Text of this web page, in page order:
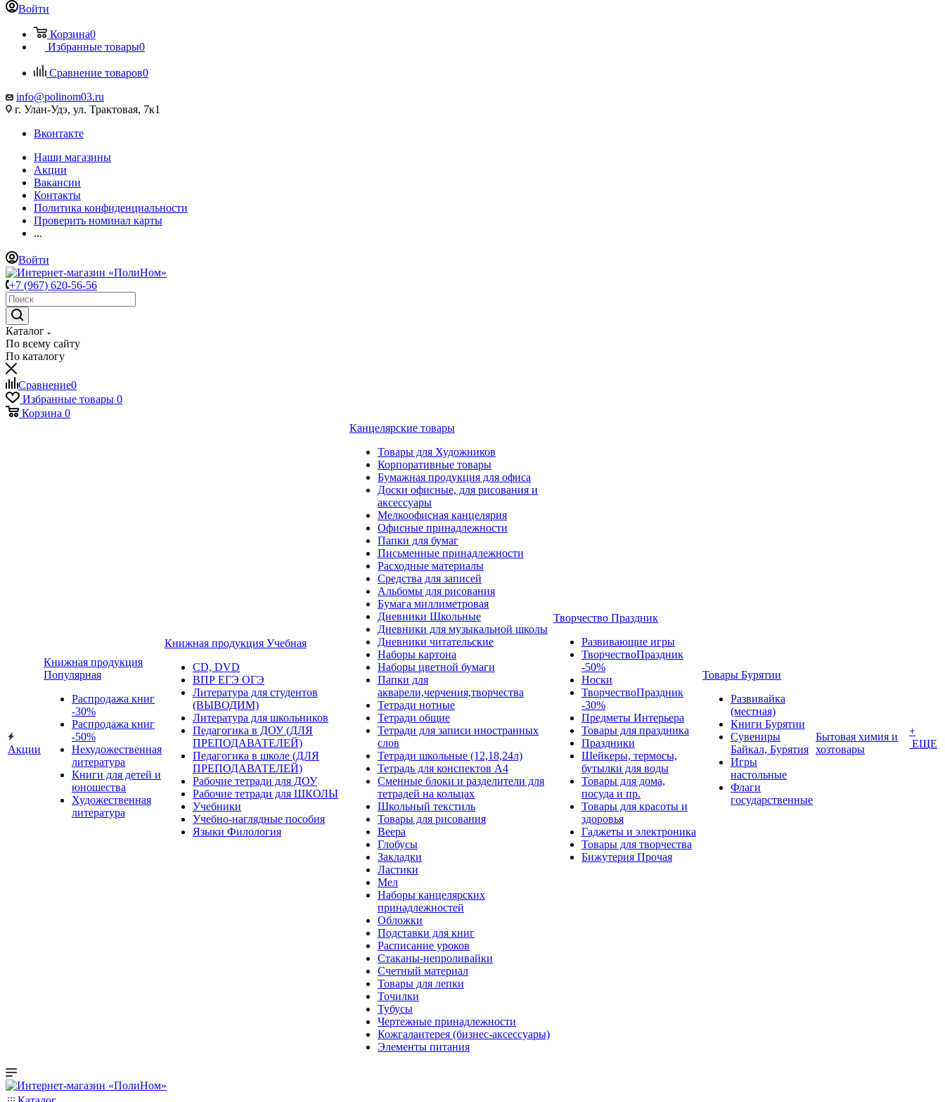
Войти
Корзина0
Избранные товары0
Сравнение товаров0
info@polinom03.ru
г. Улан-Удэ, ул. Трактовая, 7к1
Вконтакте
Наши магазины
Акции
Вакансии
Контакты
Политика конфиденциальности
Проверить номинал карты
...
Войти
+7 (967) 620-56-56
Каталог
По всему сайту
По каталогу
Сравнение0
Избранные товары 0
Корзина 0
Акции
Книжная продукция
Популярная
Распродажа книг
-30%
Распродажа книг
-50%
Нехудожественная
литература
Книги для детей и
юношества
Художественная
литература
Книжная продукция Учебная
CD, DVD
ВПР ЕГЭ ОГЭ
Литература для студентов
(ВЫВОДИМ)
Литература для школьников
Педагогика в ДОУ (ДЛЯ
ПРЕПОДАВАТЕЛЕЙ)
Педагогика в школе (ДЛЯ
ПРЕПОДАВАТЕЛЕЙ)
Рабочие тетради для ДОУ
Рабочие тетради для ШКОЛЫ
Учебники
Учебно-наглядные пособия
Языки Филология
Канцелярские товары
Товары для Художников
Корпоративные товары
Бумажная продукция для офиса
Доски офисные, для рисования и
аксессуары
Мелкоофисная канцелярия
Офисные принадлежности
Папки для бумаг
Письменные принадлежности
Расходные материалы
Средства для записей
Альбомы для рисования
Бумага миллиметровая
Дневники Школьные
Дневники для музыкальной школы
Дневники читательские
Наборы картона
Наборы цветной бумаги
Папки для
акварели,черчения,творчества
Тетради нотные
Тетради общие
Тетради для записи иностранных
слов
Тетради школьные (12,18,24л)
Тетрадь для конспектов А4
Сменные блоки и разделители для
тетрадей на кольцах
Школьный текстиль
Товары для рисования
Веера
Глобусы
Закладки
Ластики
Мел
Наборы канцелярских
принадлежностей
Обложки
Подставки для книг
Расписание уроков
Стаканы-непроливайки
Счетный материал
Товары для лепки
Точилки
Тубусы
Чертежные принадлежности
Кожгалантерея (бизнес-аксессуары)
Элементы питания
Творчество Праздник
Развивающие игры
ТворчествоПраздник
-50%
Носки
ТворчествоПраздник
-30%
Предметы Интерьера
Товары для праздника
Праздники
Шейкеры, термосы,
бутылки для воды
Товары для дома,
посуда и пр.
Товары для красоты и
здоровья
Гаджеты и электроника
Товары для творчества
Бижутерия Прочая
Товары Бурятии
Развивайка
(местная)
Книги Бурятии
Сувениры
Байкал, Бурятия
Игры
настольные
Флаги
государственные
Бытовая химия и
хозтовары
+
ЕЩЕ